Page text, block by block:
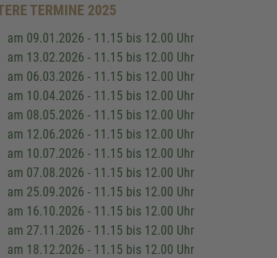
TERMINE 2025
am 09.01.2026 - 11.15 bis 12.00 Uhr
am 13.02.2026 - 11.15 bis 12.00 Uhr
am 06.03.2026 - 11.15 bis 12.00 Uhr
am 10.04.2026 - 11.15 bis 12.00 Uhr
am 08.05.2026 - 11.15 bis 12.00 Uhr
am 12.06.2026 - 11.15 bis 12.00 Uhr
am 10.07.2026 - 11.15 bis 12.00 Uhr
am 07.08.2026 - 11.15 bis 12.00 Uhr
am 25.09.2026 - 11.15 bis 12.00 Uhr
am 16.10.2026 - 11.15 bis 12.00 Uhr
am 27.11.2026 - 11.15 bis 12.00 Uhr
am 18.12.2026 - 11.15 bis 12.00 Uhr